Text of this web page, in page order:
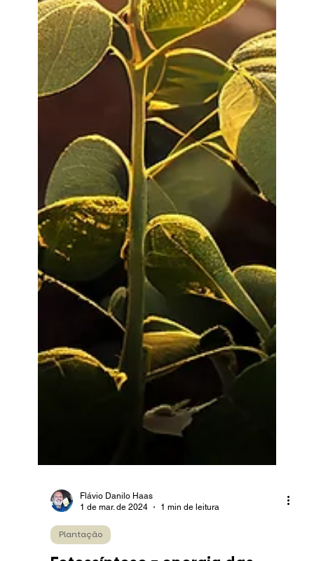
Flávio Danilo Haas
1 de mar. de 2024